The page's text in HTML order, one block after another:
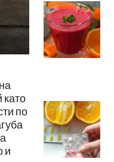
като
по
и